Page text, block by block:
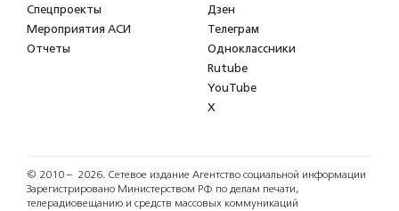
Спецпроекты
Мероприятия АСИ
Отчеты
Дзен
Телеграм
Одноклассники
Rutube
YouTube
X
© 2010 – 2026. Сетевое издание Агентство социальной информации
Зарегистрировано Министерством РФ по делам печати,
телерадиовещанию и средств массовых коммуникаций